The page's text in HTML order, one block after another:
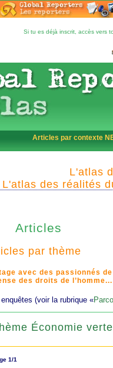
Si tu es déjà inscrit, accès vers
Articles par contexte
L'atlas
L'atlas des réalités
Articles
par thème
avec des passionnés
des droits de
enquêtes (voir la rubrique «
Économie verte
1/1